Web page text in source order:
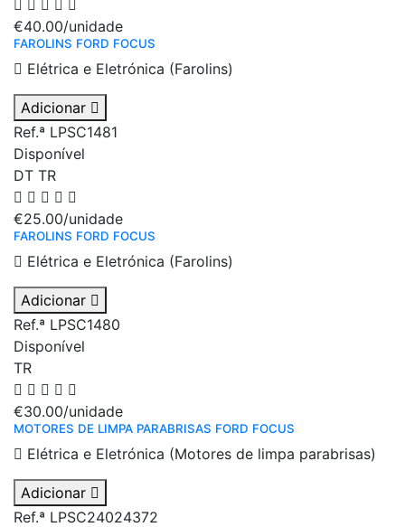
€40.00/unidade
FAROLINS FORD FOCUS
Elétrica e Eletrónica (Farolins)
Adicionar
Ref.ª LPSC1481
Disponível
DT TR
€25.00/unidade
FAROLINS FORD FOCUS
Elétrica e Eletrónica (Farolins)
Adicionar
Ref.ª LPSC1480
Disponível
TR
€30.00/unidade
MOTORES DE LIMPA PARABRISAS FORD FOCUS
Elétrica e Eletrónica (Motores de limpa parabrisas)
Adicionar
Ref.ª LPSC24024372